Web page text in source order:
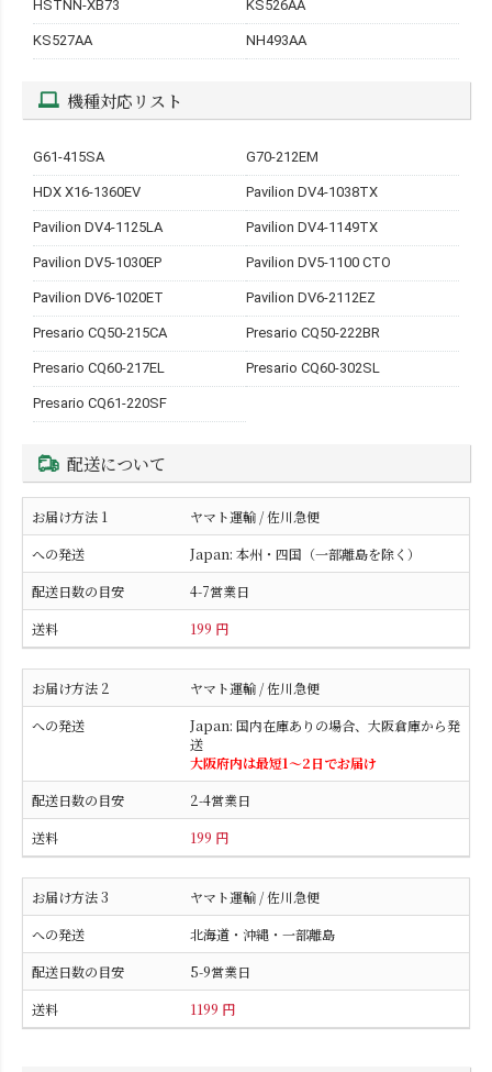
HSTNN-XB73 KS526AA
KS527AA NH493AA
機種対応リスト
G61-415SA G70-212EM
HDX X16-1360EV Pavilion DV4-1038TX
Pavilion DV4-1125LA Pavilion DV4-1149TX
Pavilion DV5-1030EP Pavilion DV5-1100 CTO
Pavilion DV6-1020ET Pavilion DV6-2112EZ
Presario CQ50-215CA Presario CQ50-222BR
Presario CQ60-217EL Presario CQ60-302SL
Presario CQ61-220SF
配送について
ヤマト運輸 / 佐川急便
Japan: 本州・四国（一部離島を除く）
4-7営業日
199 円
ヤマト運輸 / 佐川急便
Japan: 国内在庫ありの場合、大阪倉庫から発
送
大阪府内は最短1〜2日でお届け
2-4営業日
199 円
ヤマト運輸 / 佐川急便
北海道・沖縄・一部離島
5-9営業日
1199 円